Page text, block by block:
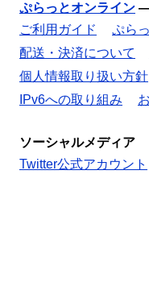
ぷらっとオンライン
ご利用ガイド
ぷら
配送・決済について
個人情報取り扱い方針
IPv6への取り組み
ソーシャルメディア
Twitter公式アカウント